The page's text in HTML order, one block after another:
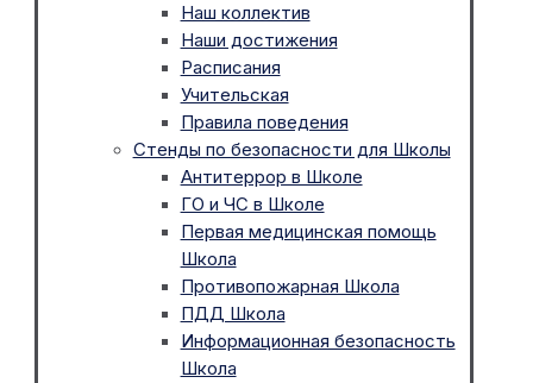
Наш коллектив
Наши достижения
Расписания
Учительская
Правила поведения
Стенды по безопасности для Школы
Антитеррор в Школе
ГО и ЧС в Школе
Первая медицинская помощь
Школа
Противопожарная Школа
ПДД Школа
Информационная безопасность
Школа